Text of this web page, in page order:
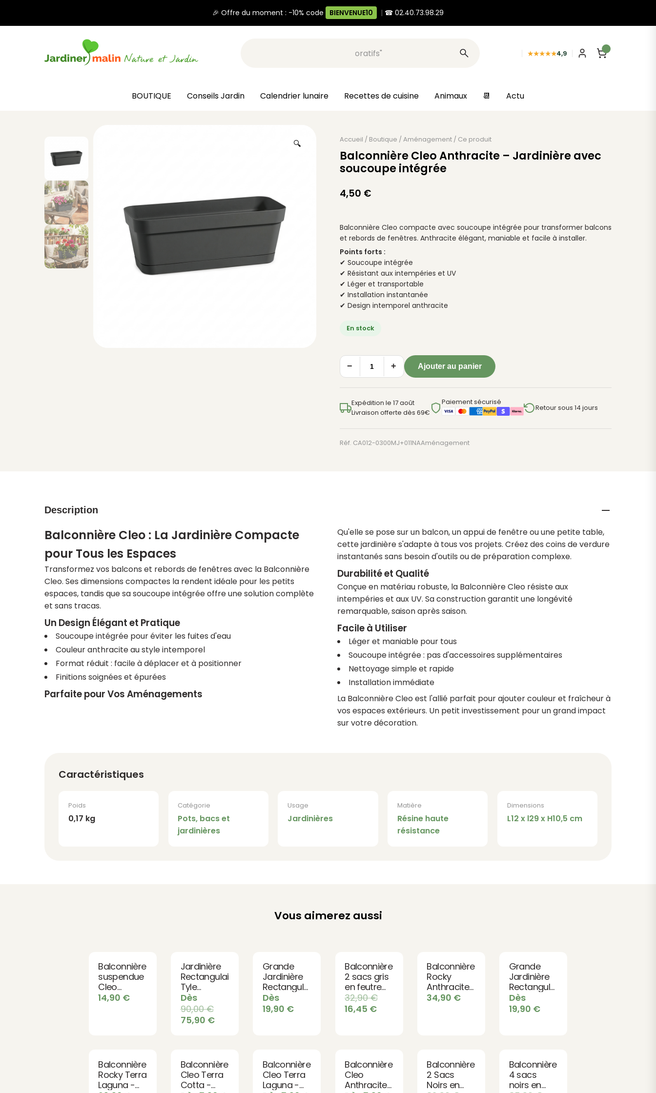
🎉 Offre du moment : -10% code BIENVENUE10 | ☎ 02.40.73.98.29
Recherche, ex: "pots décoratifs" ★★★★★4,9
BOUTIQUE Conseils Jardin Calendrier lunaire Recettes de cuisine Animaux 📆 Actu
🔍 Accueil / Boutique /Aménagement/ Ce produit
Balconnière Cleo Anthracite – Jardinière avec
soucoupe intégrée
4,50 €
Balconnière Cleo compacte avec soucoupe intégrée pour transformer balcons
et rebords de fenêtres. Anthracite élégant, maniable et facile à installer.
Points forts :
✔ Soucoupe intégrée
✔ Résistant aux intempéries et UV
✔ Léger et transportable
✔ Installation instantanée
✔ Design intemporel anthracite
En stock
quantité
Cleo
-
Jardinière
− + Ajouter au panier
Expédition le 17 août
Livraison offerte dès 69€
Paiement sécurisé
Retour sous 14 jours
Réf. CA012-0300MJ+011NAAménagement
Description
Balconnière Cleo : La Jardinière Compacte
pour Tous les Espaces
Transformez vos balcons et rebords de fenêtres avec la Balconnière
Cleo. Ses dimensions compactes la rendent idéale pour les petits
espaces, tandis que sa soucoupe intégrée offre une solution complète
et sans tracas.
Un Design Élégant et Pratique
Soucoupe intégrée pour éviter les fuites d'eau
Couleur anthracite au style intemporel
Format réduit : facile à déplacer et à positionner
Finitions soignées et épurées
Parfaite pour Vos Aménagements
Qu'elle se pose sur un balcon, un appui de fenêtre ou une petite table,
cette jardinière s'adapte à tous vos projets. Créez des coins de verdure
instantanés sans besoin d'outils ou de préparation complexe.
Durabilité et Qualité
Conçue en matériau robuste, la Balconnière Cleo résiste aux
intempéries et aux UV. Sa construction garantit une longévité
remarquable, saison après saison.
Facile à Utiliser
Léger et maniable pour tous
Soucoupe intégrée : pas d'accessoires supplémentaires
Nettoyage simple et rapide
Installation immédiate
La Balconnière Cleo est l'allié parfait pour ajouter couleur et fraîcheur à
vos espaces extérieurs. Un petit investissement pour un grand impact
sur votre décoration.
Caractéristiques
Poids
0,17 kg
Catégorie
Pots, bacs et
jardinières
Usage
Jardinières
Matière
Résine haute
résistance
Dimensions
L12 x l29 x H10,5 cm
Vous aimerez aussi
Balconnière
suspendue
Cleo
Anthracite
14,90 €
Jardinière
Rectangulaire
Tyle
Anthracite
- Design
pour
Terrasse et
Dès
90,00€
75,90 €
Grande
Jardinière
Rectangulaire
Cleo -
Terra
Dès
19,90 €
Balconnière
2 sacs gris
en feutre
géotextile -
Bag 4 Plant
32,90€
16,45 €
Balconnière
Rocky
Anthracite
- Jardinière
34,90 €
Grande
Jardinière
Rectangulaire
Cleo –
anthracite
Dès
19,90 €
Balconnière
Rocky Terra
Laguna -
Balconnière
Cleo Terra
Cotta -
Balconnière
Cleo Terra
Laguna -
Balconnière
Cleo
Anthracite
Balconnière
2 Sacs
Noirs en
Balconnière
4 sacs
noirs en